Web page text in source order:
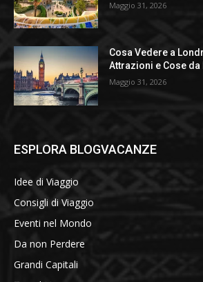
Maggio 31, 2026
Cosa Vedere a
Attrazioni e Cose da
Maggio 31, 2026
ESPLORA BLOGVACANZE
Idee di Viaggio
Consigli di Viaggio
Eventi nel Mondo
Da non Perdere
Grandi Capitali